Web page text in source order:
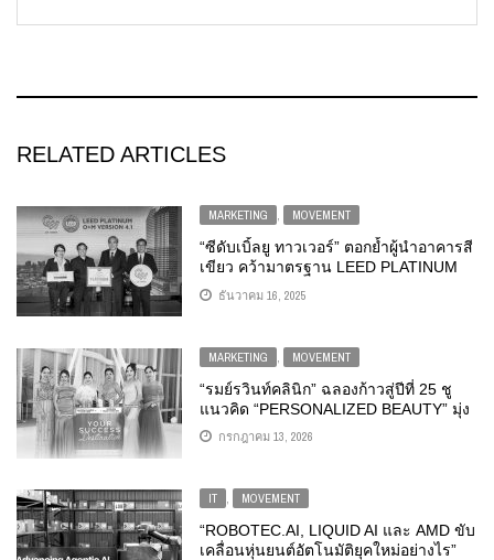
RELATED ARTICLES
MARKETING , MOVEMENT
“ซีดับเบิ้ลยู ทาวเวอร์” ตอกย้ำผู้นำอาคารสี
เขียว คว้ามาตรฐาน LEED PLATINUM
ผสานเทคโนโลยี เดินหน้าเป้าหมาย NET
ZERO พร้อมพันธมิตรชั้นนำ
ธันวาคม 16, 2025
MARKETING MOVEMENT
“รมย์รวินท์คลินิก” ฉลองก้าวสู่ปีที่ 25 ชู
แนวคิด “PERSONALIZED BEAUTY” มุ่ง
ดูแลผิวพรรณเฉพาะบุคคล ยืนหยัดเคียง
ข้างทุกการเปลี่ยนแปลง
กรกฎาคม 13, 2026
IT , MOVEMENT
“ROBOTEC.AI, LIQUID AI และ AMD ขับ
เคลื่อนหุ่นยนต์อัตโนมัติยุคใหม่อย่างไร”